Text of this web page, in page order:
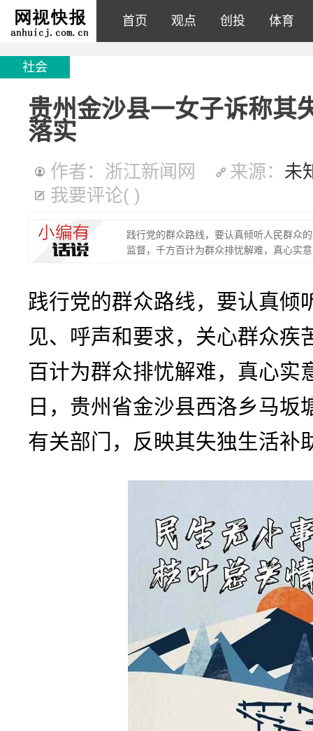
首页 观点 创投 体育
社会
贵州金沙县一女子诉称其
落实
作者：浙江新闻网 来源： 未
我要评论( )
践行党的群众路线，要认真倾听人民群众
监督，千方百计为群众排忧解难，真心实
践行党的群众路线，要认真倾
见、呼声和要求，关心群众疾
百计为群众排忧解难，真心实
日，贵州省金沙县西洛乡马坂
有关部门，反映其失独生活补